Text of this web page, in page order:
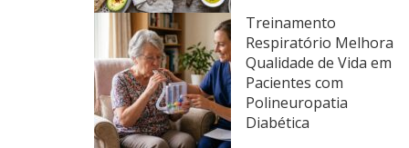
Treinamento
Respiratório Melhora
Qualidade de Vida em
Pacientes com
Polineuropatia
Diabética